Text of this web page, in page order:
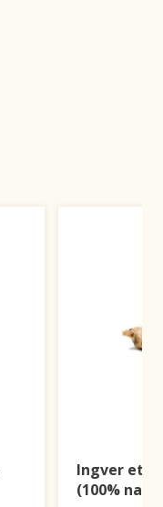
Ingver
(100%